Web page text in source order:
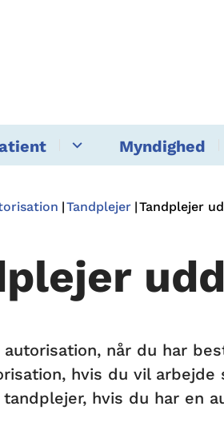
Myndighed
Tandplejer Tandplejer
autorisation, når du har
hvis du vil
hvis du har en